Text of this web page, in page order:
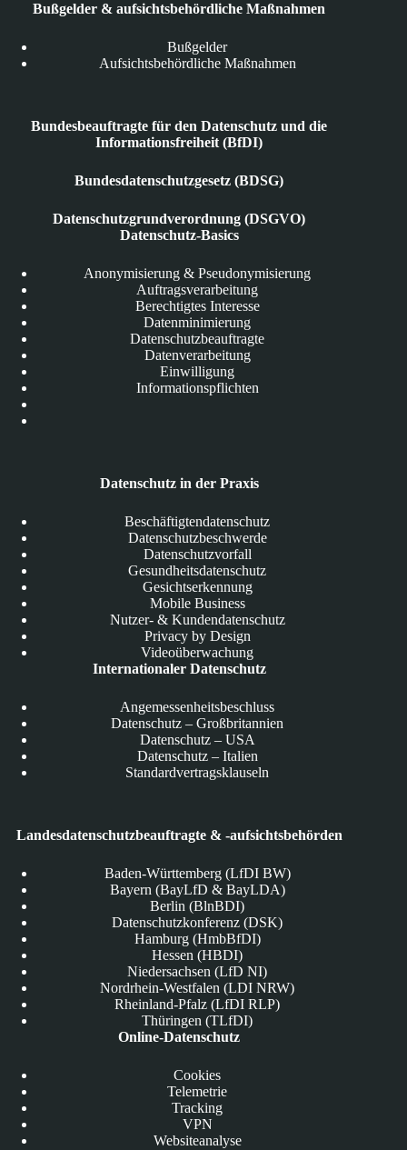
Bußgelder & aufsichtsbehördliche Maßnahmen
Bußgelder
Aufsichtsbehördliche Maßnahmen
Bundesbeauftragte für den Datenschutz und die
Informationsfreiheit (BfDI)
Bundesdatenschutzgesetz (BDSG)
Datenschutzgrundverordnung (DSGVO)
Datenschutz-Basics
Anonymisierung & Pseudonymisierung
Auftragsverarbeitung
Berechtigtes Interesse
Datenminimierung
Datenschutzbeauftragte
Datenverarbeitung
Einwilligung
Informationspflichten
Datenschutz in der Praxis
Beschäftigtendatenschutz
Datenschutzbeschwerde
Datenschutzvorfall
Gesundheitsdatenschutz
Gesichtserkennung
Mobile Business
Nutzer- & Kundendatenschutz
Privacy by Design
Videoüberwachung
Internationaler Datenschutz
Angemessenheitsbeschluss
Datenschutz – Großbritannien
Datenschutz – USA
Datenschutz – Italien
Standardvertragsklauseln
Landesdatenschutzbeauftragte & -aufsichtsbehörden
Baden-Württemberg (LfDI BW)
Bayern (BayLfD & BayLDA)
Berlin (BlnBDI)
Datenschutzkonferenz (DSK)
Hamburg (HmbBfDI)
Hessen (HBDI)
Niedersachsen (LfD NI)
Nordrhein-Westfalen (LDI NRW)
Rheinland-Pfalz (LfDI RLP)
Thüringen (TLfDI)
Online-Datenschutz
Cookies
Telemetrie
Tracking
VPN
Websiteanalyse